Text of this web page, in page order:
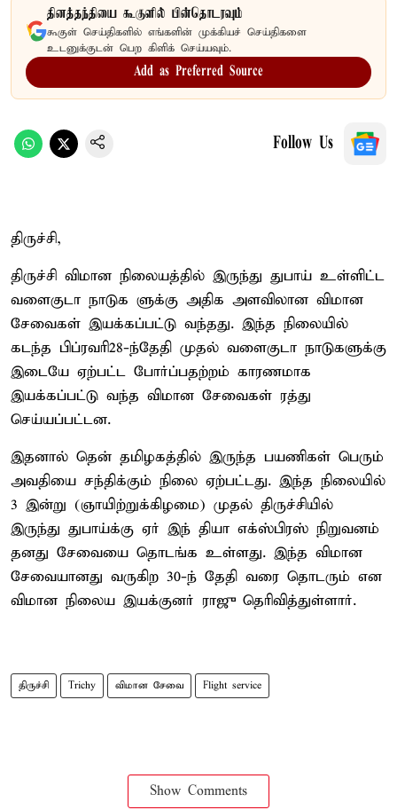
தினத்தந்தியை கூகுளில் பின்தொடரவும்
கூகுள் செய்திகளில் எங்களின் முக்கியச் செய்திகளை
உடனுக்குடன் பெற கிளிக் செய்யவும்.
Add as Preferred Source
Follow Us
திருச்சி,
திருச்சி விமான நிலையத்தில் இருந்து துபாய் உள்ளிட்ட
வளைகுடா நாடுக ளுக்கு அதிக அளவிலான விமான
சேவைகள் இயக்கப்பட்டு வந்தது. இந்த நிலையில்
கடந்த பிப்ரவரி28-ந்தேதி முதல் வளைகுடா நாடுகளுக்கு
இடையே ஏற்பட்ட போர்ப்பதற்றம் காரணமாக
இயக்கப்பட்டு வந்த விமான சேவைகள் ரத்து
செய்யப்பட்டன.
இதனால் தென் தமிழகத்தில் இருந்த பயணிகள் பெரும்
அவதியை சந்திக்கும் நிலை ஏற்பட்டது. இந்த நிலையில்
3 இன்று (ஞாயிற்றுக்கிழமை) முதல் திருச்சியில்
இருந்து துபாய்க்கு ஏர் இந் தியா எக்ஸ்பிரஸ் நிறுவனம்
தனது சேவையை தொடங்க உள்ளது. இந்த விமான
சேவையானது வருகிற 30-ந் தேதி வரை தொடரும் என
விமான நிலைய இயக்குனர் ராஜு தெரிவித்துள்ளார்.
திருச்சி Trichy விமான சேவை Flight service
Show Comments